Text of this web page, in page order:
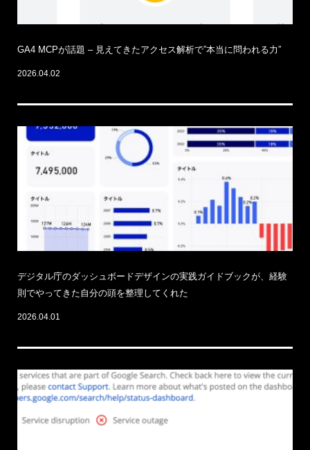
GA4 MCPが話題 – 見えてきたアクセス解析で”本当に問われる力”
2026.04.02
デジタル庁のダッシュボードデザインの実践ガイドブックが、経験
則でやってきた自分の頭を整理してくれた
2026.04.01